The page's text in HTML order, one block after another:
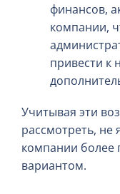
финансов,
компании,
привести к
Учитывая эти
рассмотреть, не
компании
вариантом.